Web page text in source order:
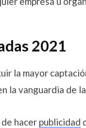
2021
la mayor
la vanguardia de
hacer publicidad